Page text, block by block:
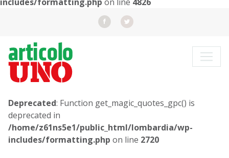
Deprecated: Function get_magic_quotes_gpc() is
deprecated in
/home/z61ns5e1/public_html/lombardia/wp-
includes/formatting.php on line 2720